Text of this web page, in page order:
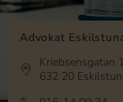
Advokat
Kriebsensgatan
632 20